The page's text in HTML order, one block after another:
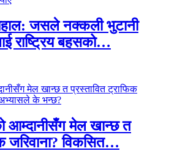
जसले नक्कली भुटानी
राष्ट्रिय बहसको…
आम्दानीसँग मेल खान्छ त
जरिवाना? विकसित…